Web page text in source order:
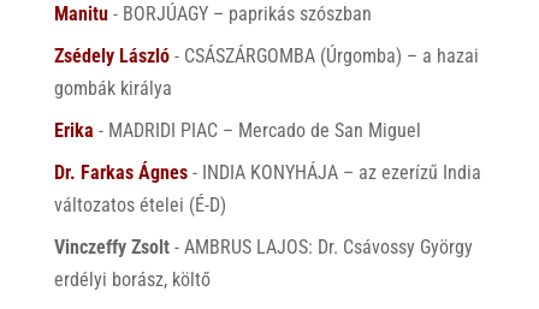
Manitu- BORJÚAGY – paprikás szószban
Zsédely László- CSÁSZÁRGOMBA (Úrgomba) – a hazai
gombák királya
Erika - MADRIDI PIAC – Mercado de San Miguel
Dr. Farkas Ágnes- INDIA KONYHÁJA – az ezerízű India
változatos ételei (É-D)
Vinczeffy Zsolt- AMBRUS LAJOS: Dr. Csávossy György
erdélyi borász, költő